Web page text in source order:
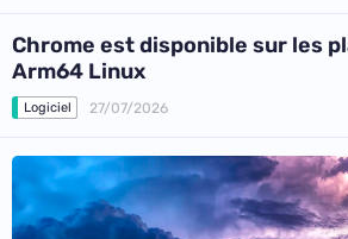
Chrome est disponible sur les
Arm64 Linux
Logiciel 27/07/2026